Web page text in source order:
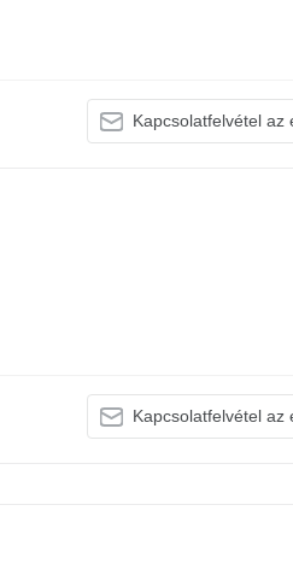
Kapcsolatfelvétel az
Kapcsolatfelvétel az